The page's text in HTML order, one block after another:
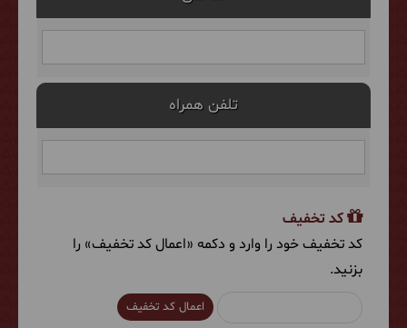
تلفن همراه
کد تخفیف
کد تخفیف خود را وارد و دکمه «اعمال کد تخفیف» را
بزنید.
اعمال کد تخفیف